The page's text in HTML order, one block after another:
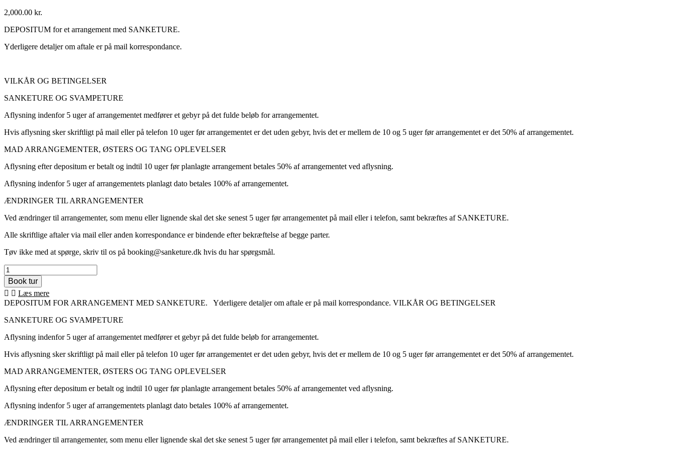
2,000.00 kr.
DEPOSITUM for et arrangement med SANKETURE.
Yderligere detaljer om aftale er på mail korrespondance.
VILKÅR OG BETINGELSER
SANKETURE OG SVAMPETURE
Aflysning indenfor 5 uger af arrangementet medfører et gebyr på det fulde beløb for arrangementet.
Hvis aflysning sker skriftligt på mail eller på telefon 10 uger før arrangementet er det uden gebyr, hvis det er mellem de 10 og 5 uger før arrangementet er det 50% af arrangementet.
MAD ARRANGEMENTER, ØSTERS OG TANG OPLEVELSER
Aflysning efter depositum er betalt og indtil 10 uger før planlagte arrangement betales 50% af arrangementet ved aflysning.
Aflysning indenfor 5 uger af arrangementets planlagt dato betales 100% af arrangementet.
ÆNDRINGER TIL ARRANGEMENTER
Ved ændringer til arrangementer, som menu eller lignende skal det ske senest 5 uger før arrangementet på mail eller i telefon, samt bekræftes af SANKETURE.
Alle skriftlige aftaler via mail eller anden korrespondance er bindende efter bekræftelse af begge parter.
Tøv ikke med at spørge, skriv til os på booking@sanketure.dk hvis du har spørgsmål.
Depositum
arrangement
2000,-
kr.
antal
Læs mere
DEPOSITUM FOR ARRANGEMENT MED SANKETURE. Yderligere detaljer om aftale er på mail korrespondance. VILKÅR OG BETINGELSER
SANKETURE OG SVAMPETURE
Aflysning indenfor 5 uger af arrangementet medfører et gebyr på det fulde beløb for arrangementet.
Hvis aflysning sker skriftligt på mail eller på telefon 10 uger før arrangementet er det uden gebyr, hvis det er mellem de 10 og 5 uger før arrangementet er det 50% af arrangementet.
MAD ARRANGEMENTER, ØSTERS OG TANG OPLEVELSER
Aflysning efter depositum er betalt og indtil 10 uger før planlagte arrangement betales 50% af arrangementet ved aflysning.
Aflysning indenfor 5 uger af arrangementets planlagt dato betales 100% af arrangementet.
ÆNDRINGER TIL ARRANGEMENTER
Ved ændringer til arrangementer, som menu eller lignende skal det ske senest 5 uger før arrangementet på mail eller i telefon, samt bekræftes af SANKETURE.